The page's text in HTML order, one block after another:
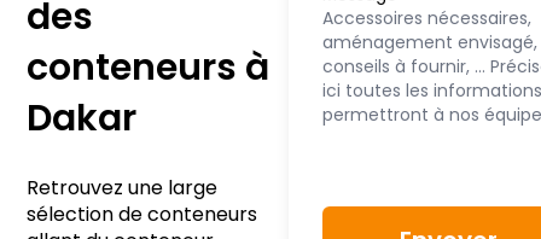
des
conteneurs à
Dakar
Retrouvez une large
sélection de conteneurs